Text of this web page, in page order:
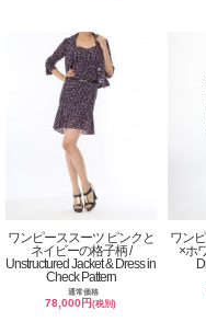
ワンピーススーツ ピンクと
ネイビーの格子柄 /
Unstructured Jacket & Dress in
Check Pattern
通常価格
78,000円(税別)
ワン
×ホ